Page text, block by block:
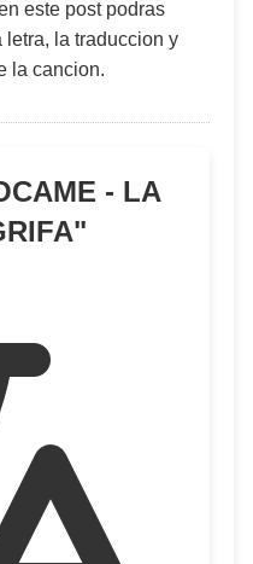
este post podras
la traduccion y
la cancion.
- LA
"